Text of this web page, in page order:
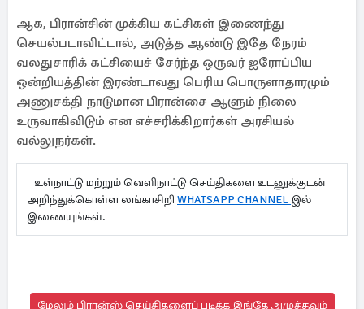
ஆக, பிரான்சின் முக்கிய கட்சிகள் இணைந்து
செயல்படாவிட்டால், அடுத்த ஆண்டு இதே நேரம்
வலதுசாரிக் கட்சியைச் சேர்ந்த ஒருவர் ஐரோப்பிய
ஒன்றியத்தின் இரண்டாவது பெரிய பொருளாதாரமும்
அணுசக்தி நாடுமான பிரான்சை ஆளும் நிலை
உருவாகிவிடும் என எச்சரிக்கிறார்கள் அரசியல்
வல்லுநர்கள்.
உள்நாட்டு மற்றும் வெளிநாட்டு செய்திகளை உடனுக்குடன்
அறிந்துக்கொள்ள லங்காசிறி WHATSAPP CHANNEL இல்
இணையுங்கள்.
மேலும் பிரான்ஸ் செய்திகளைப் படிக்க இங்கே அழுத்தவும்